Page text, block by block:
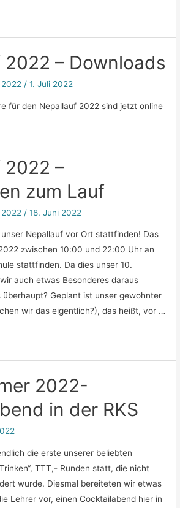
2022 – Downloads
/1. Juli 2022
für den Nepallauf 2022 sind jetzt online
2022 –
zum Lauf
/18. Juni 2022
Nepallauf vor Ort stattfinden! Das
zwischen 10:00 und 22:00 Uhr an
stattfinden. Da dies unser 10.
auch etwas Besonderes daraus
überhaupt? Geplant ist unser gewohnter
wir das eigentlich?), das heißt, vor …
2022-
in der RKS
die erste unserer beliebten
TTT,- Runden statt, die nicht
wurde. Diesmal bereiteten wir etwas
Lehrer vor, einen Cocktailabend hier in